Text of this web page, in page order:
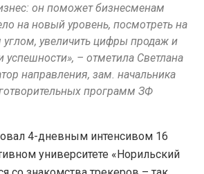
он поможет бизнесменам
на новый уровень, посмотреть на
углом, увеличить цифры продаж и
успешности», – отметила Светлана
направления, зам. начальника
программ ЗФ
4-дневным интенсивом 16
университете «Норильский